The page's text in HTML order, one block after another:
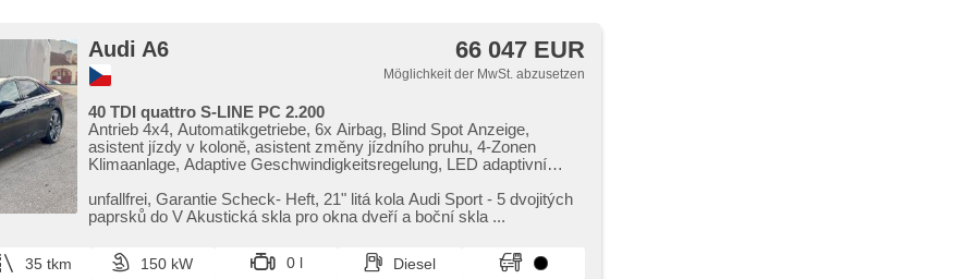
Audi A6 66 047 EUR
Möglichkeit der MwSt. abzusetzen
40 TDI quattro S-LINE PC 2.200
Antrieb 4x4, Automatikgetriebe, 6x Airbag, Blind Spot Anzeige,
asistent jízdy v koloně, asistent změny jízdního pruhu, 4-Zonen
Klimaanlage, Adaptive Geschwindigkeitsregelung, LED adaptivní
Parkassistent, Fahrkamera, bezklíčové startování,
Multifunktionslenkrad, Android Auto, Apple CarPlay, El. Deckel des
ambientní osvětlení interiéru, beheizte Sitze, odvětrávaná sedadla,
Reifendrucksensor, USB, Holzverkleidung, Garantie, digitální
unfallfrei,​ Garantie Scheck​- Heft,​ 21" litá kola Audi Sport ​- 5 dvojitých
paprsků do V Akustická skla pro okna dveří a boční skla ...
35 tkm 150 kW 0 l Diesel